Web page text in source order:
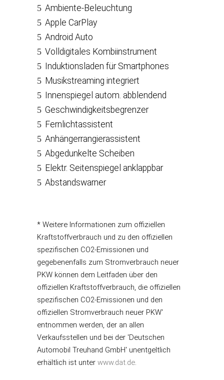
Ambiente-Beleuchtung
Apple CarPlay
Android Auto
Volldigitales Kombiinstrument
Induktionsladen für Smartphones
Musikstreaming integriert
Innenspiegel autom. abblendend
Geschwindigkeitsbegrenzer
Fernlichtassistent
Anhängerrangierassistent
Abgedunkelte Scheiben
Elektr. Seitenspiegel anklappbar
Abstandswarner
* Weitere Informationen zum offiziellen
Kraftstoffverbrauch und zu den offiziellen
spezifischen CO2-Emissionen und
gegebenenfalls zum Stromverbrauch neuer
PKW können dem Leitfaden über den
offiziellen Kraftstoffverbrauch, die offiziellen
spezifischen CO2-Emissionen und den
offiziellen Stromverbrauch neuer PKW'
entnommen werden, der an allen
Verkaufsstellen und bei der 'Deutschen
Automobil Treuhand GmbH' unentgeltlich
erhältlich ist unter www.dat.de.